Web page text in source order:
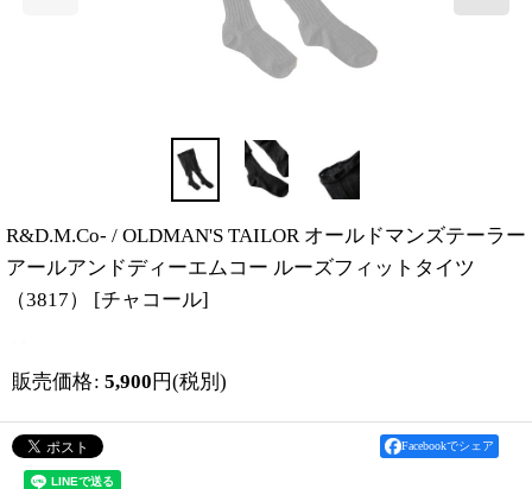
R&D.M.Co- / OLDMAN'S TAILOR オールドマンズテーラー
アールアンドディーエムコー ルーズフィットタイツ
（3817）
[チャコール]
販売価格: 5,900 円(税別)
Facebookでシェア